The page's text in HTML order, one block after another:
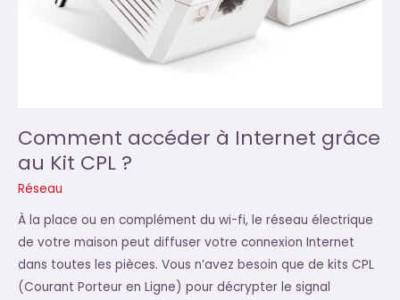
Comment accéder à Internet grâce
au Kit CPL ?
Réseau
À la place ou en complément du wi-fi, le réseau électrique
de votre maison peut diffuser votre connexion Internet
dans toutes les pièces. Vous n’avez besoin que de kits CPL
(Courant Porteur en Ligne) pour décrypter le signal